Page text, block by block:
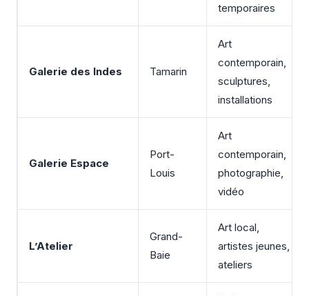
temporaires
Galerie des Indes Tamarin
Art
contemporain,
sculptures,
installations
Galerie Espace
Port-
Louis
Art
contemporain,
photographie,
vidéo
L’Atelier
Grand-
Baie
Art local,
artistes jeunes,
ateliers